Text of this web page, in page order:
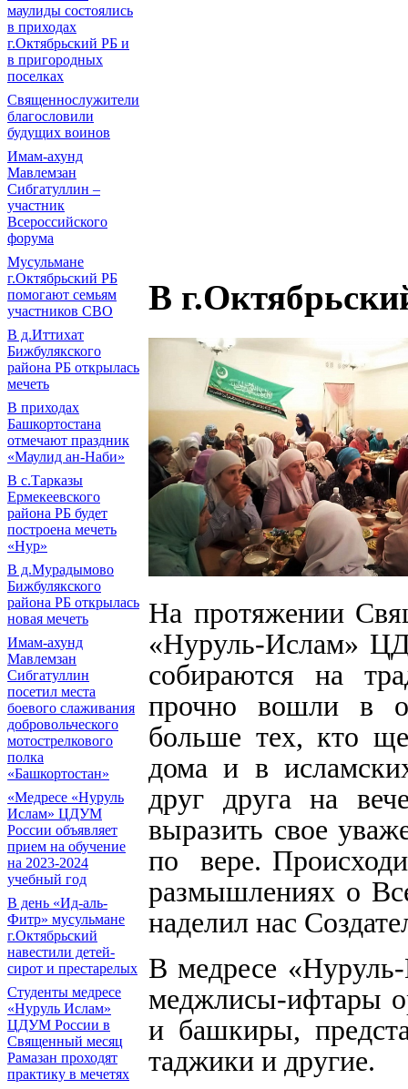
маулиды состоялись
в приходах
г.Октябрьский РБ и
в пригородных
поселках
Священнослужители
благословили
будущих воинов
Имам-ахунд
Мавлемзан
Сибгатуллин –
участник
Всероссийского
форума
Мусульмане
г.Октябрьский РБ
помогают семьям
участников СВО
В д.Иттихат
Бижбулякского
района РБ открылась
мечеть
В приходах
Башкортостана
отмечают праздник
«Маулид ан-Наби»
В с.Тарказы
Ермекеевского
района РБ будет
построена мечеть
«Нур»
В д.Мурадымово
Бижбулякского
района РБ открылась
новая мечеть
Имам-ахунд
Мавлемзан
Сибгатуллин
посетил места
боевого слаживания
добровольческого
мотострелкового
полка
«Башкортостан»
«Медресе «Нуруль
Ислам» ЦДУМ
России объявляет
прием на обучение
на 2023-2024
учебный год
В день «Ид-аль-
Фитр» мусульмане
г.Октябрьский
навестили детей-
сирот и престарелых
Cтуденты медресе
«Нуруль Ислам»
ЦДУМ России в
Священный месяц
Рамазан проходят
практику в мечетях
В
На протяжении
«Нуруль-Ислам»
собираются на
прочно вошли в
больше тех, кто
дома и в
друг друга на
выразить свое
по вере.
размышлениях о
наделил нас
В медресе
меджлисы-ифтары
и башкиры,
таджики и другие.